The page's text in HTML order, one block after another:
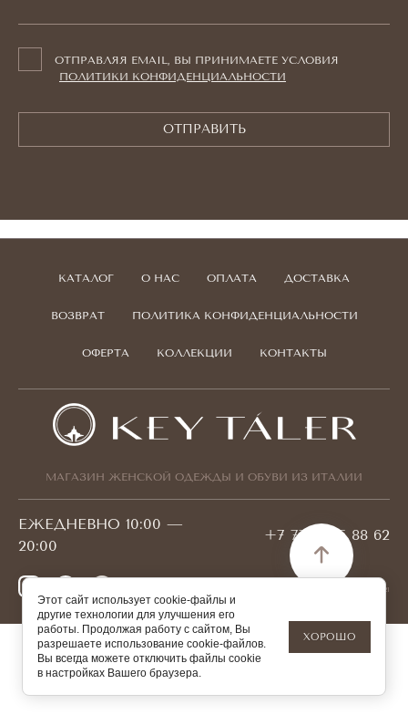
ОТПРАВЛЯЯ EMAIL, ВЫ ПРИНИМАЕТЕ УСЛОВИЯ
ПОЛИТИКИ КОНФИДЕНЦИАЛЬНОСТИ
ОТПРАВИТЬ
КАТАЛОГ О НАС ОПЛАТА ДОСТАВКА
ВОЗВРАТ ПОЛИТИКА КОНФИДЕНЦИАЛЬНОСТИ
ОФЕРТА КОЛЛЕКЦИИ КОНТАКТЫ
ЕЖЕДНЕВНО 10:00 —
20:00
+7 778 095 88 62
© 2026 KEYTALER БИН 180940001421
МАГАЗИН ЖЕНСКОЙ ОДЕЖДЫ И ОБУВИ ИЗ ИТАЛИИ
Этот сайт использует cookie-файлы и
другие технологии для улучшения его
работы. Продолжая работу с сайтом, Вы
разрешаете использование cookie-файлов.
Вы всегда можете отключить файлы cookie
в настройках Вашего браузера.
ХОРОШО